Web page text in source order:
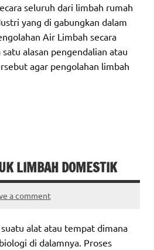
seluruh dari limbah rumah
yang di gabungkan dalam
Air Limbah secara
alasan pengendalian atau
agar pengolahan limbah
LIMBAH DOMESTIK
a comment
alat atau tempat dimana
di dalamnya. Proses